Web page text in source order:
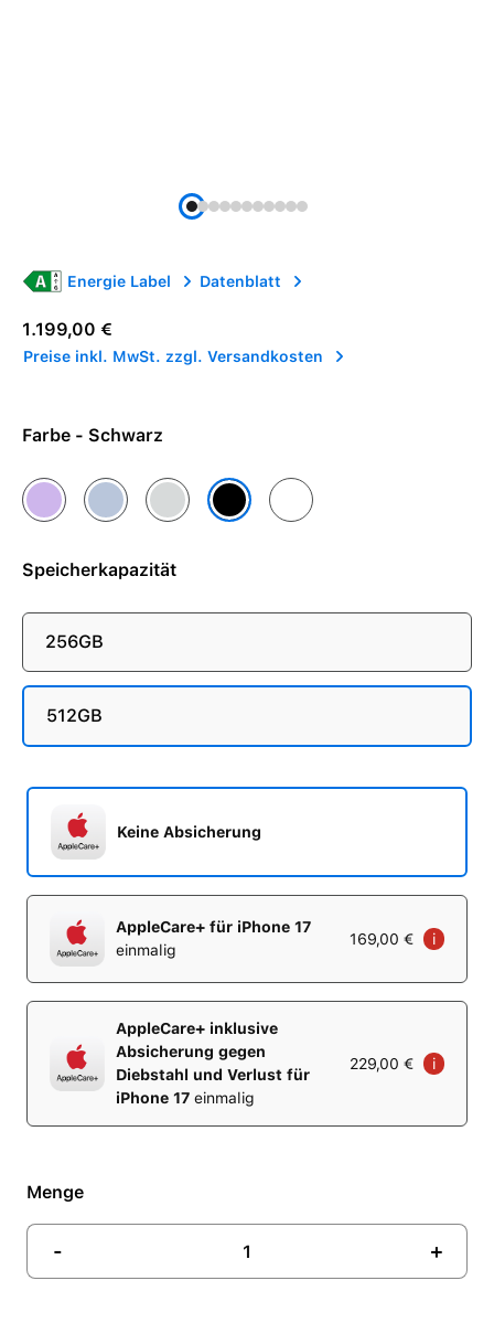
Energie Label Datenblatt
Regulärer Preis:
1.199,00 €
Preise inkl. MwSt. zzgl. Versandkosten
Farbe - Schwarz
LavendelNebelblauSalbei SchwarzWeiß
Speicherkapazität
256GB
512GB
Keine Absicherung
AppleCare+ für iPhone 17
einmalig
169,00 € i
AppleCare+ inklusive
Absicherung gegen
Diebstahl und Verlust für
iPhone 17 einmalig
229,00 € i
Menge
- +